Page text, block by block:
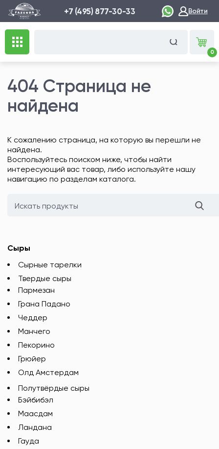
+7 (495) 877-30-33 Войти
0
404 Страница не
найдена
К сожалению страница, на которую вы перешли не
найдена.
Воспользуйтесь поиском ниже, чтобы найти
интересующий вас товар, либо используйте нашу
навигацию по разделам каталога.
Сыры
Сырные тарелки
Твердые сыры
Пармезан
Грана Падано
Чеддер
Манчего
Пекорино
Грюйер
Олд Амстердам
Полутвёрдые сыры
Бэйбибэл
Маасдам
Ландана
Гауда